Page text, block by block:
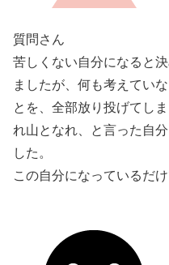
質問さん
苦しくない自分になると
ましたが、何も考えてい
とを、全部放り投げてし
れ山となれ、と言った自
した。
この自分になっているだ